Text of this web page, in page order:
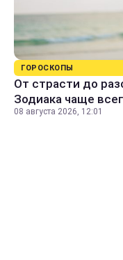
ГОРОСКОПЫ
От страсти до
Зодиака чаще
08 августа 2026, 12:01